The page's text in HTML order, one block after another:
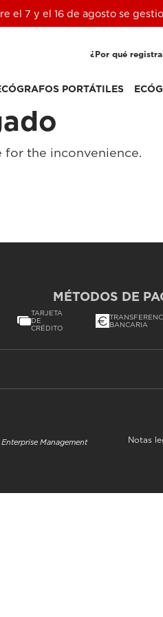
el 7 y el 16 de agosto se
¿Por qué
PORTÁTILES
for the inconvenience.
MÉTODOS DE
TARJETA
DE
CRÉDITO
BANCARIA
Management
Notas